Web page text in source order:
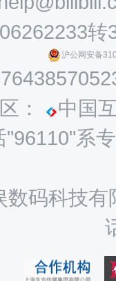
转
沪公网安备
：
中国
系
数码科技有